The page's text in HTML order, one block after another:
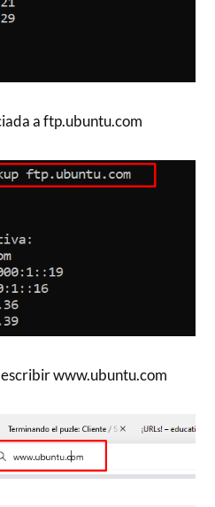
a ftp.ubuntu.com
www.ubuntu.com